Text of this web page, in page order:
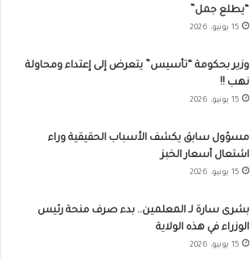
“يطلع جمل”
15 يونيو، 2026
وزير بحكومة “تأسيس” يتعرض إلى إعتداء ومحاولة
نهب !!
15 يونيو، 2026
مسؤول سابق يكشف الأسباب الحقيقية وراء
اشتعال أسعار الخبز
15 يونيو، 2026
بشرى سارة لـ المعلمين.. بدء صرف منحة رئيس
الوزراء في هذه الولاية
15 يونيو، 2026